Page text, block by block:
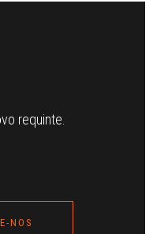
requinte.
NOS